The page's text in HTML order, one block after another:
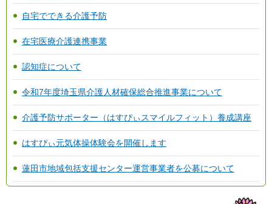
自宅でできる介護予防
在宅医療介護連携事業
認知症について
令和7年度埼玉県介護人材確保総合推進事業について
介護予防サポーター（はすぴぃスマイルフィット）養成講座
はすぴぃ元気体操体験会を開催します
蓮田市地域包括支援センター運営事業者を公募について